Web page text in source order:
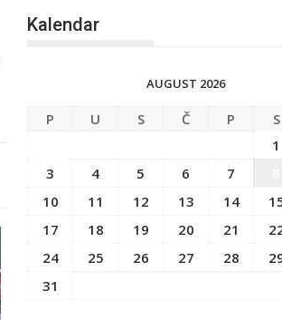
Kalendar
AUGUST 2026
P U S Č P S
1
3
4 5 6 7
10
11 12 13 14
17
18 19 20 21
24
25 26 27 28
31